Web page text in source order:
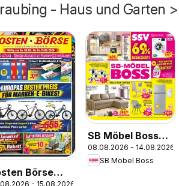
- Haus und Garten
Börse
- 15.08.2026
SB Möbel Boss
Prospekt
08.08.2026 - 14.08.2026
SB Möbel Boss